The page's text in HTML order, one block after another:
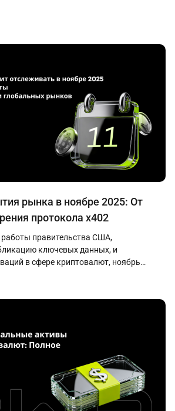
рынка в ноябре 2025: От
протокола x402
работы правительства США,
ключевых данных, и
в сфере криптовалют, ноябрь